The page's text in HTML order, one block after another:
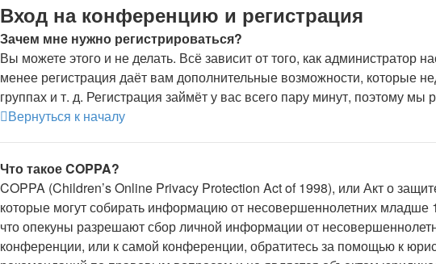
Вход на конференцию и регистрация
Зачем мне нужно регистрироваться?
Вы можете этого и не делать. Всё зависит от того, как
менее регистрация даёт вам дополнительные возможности, которые
группах и т. д. Регистрация займёт у вас всего пару минут, поэтому мы
Вернуться к началу
Что такое COPPA?
COPPA (Children’s Online Privacy Protection Act of 1998), или Акт о
которые могут собирать информацию от несовершеннолетних младше
что опекуны разрешают сбор личной информации от
конференции, или к самой конференции, обратитесь за помощью к